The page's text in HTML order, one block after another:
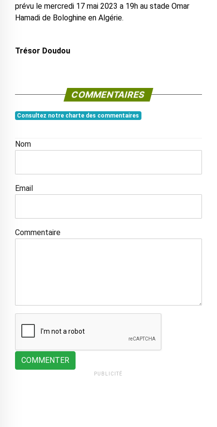
prévu le mercredi 17 mai 2023 a 19h au stade Omar
Hamadi de Bologhine en Algérie.
Trésor Doudou
COMMENTAIRES
Consultez notre charte des commentaires
Nom
Email
Commentaire
COMMENTER
PUBLICITÉ